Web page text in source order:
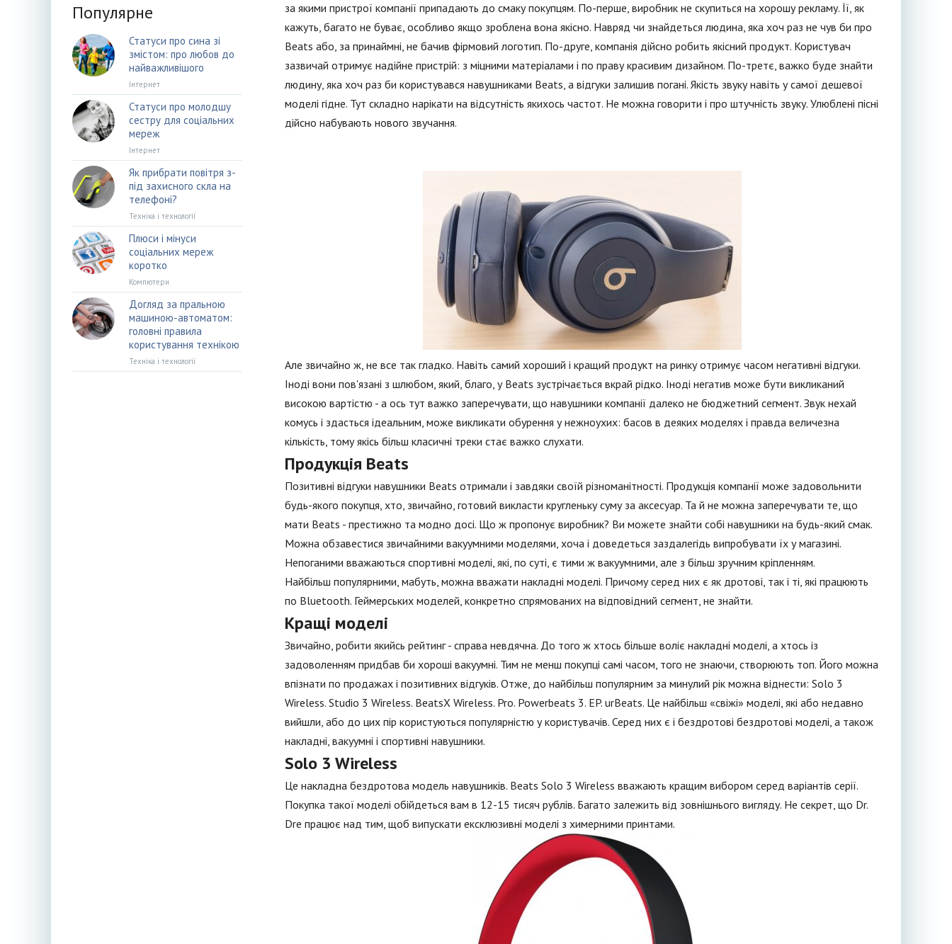
за якими пристрої компанії припадають до смаку покупцям. По-перше, виробник не скупиться на хорошу рекламу. Її, як
кажуть, багато не буває, особливо якщо зроблена вона якісно. Навряд чи знайдеться людина, яка хоч раз не чув би про
Beats або, за принаймні, не бачив фірмовий логотип. По-друге, компанія дійсно робить якісний продукт. Користувач
зазвичай отримує надійне пристрій: з міцними матеріалами і по праву красивим дизайном. По-третє, важко буде знайти
людину, яка хоч раз би користувався навушниками Beats, а відгуки залишив погані. Якість звуку навіть у самої дешевої
моделі гідне. Тут складно нарікати на відсутність якихось частот. Не можна говорити і про штучність звуку. Улюблені пісні
дійсно набувають нового звучання.
Але звичайно ж, не все так гладко. Навіть самий хороший і кращий продукт на ринку отримує часом негативні відгуки.
Іноді вони пов'язані з шлюбом, який, благо, у Beats зустрічається вкрай рідко. Іноді негатив може бути викликаний
високою вартістю - а ось тут важко заперечувати, що навушники компанії далеко не бюджетний сегмент. Звук нехай
комусь і здасться ідеальним, може викликати обурення у нежноухих: басов в деяких моделях і правда величезна
кількість, тому якісь більш класичні треки стає важко слухати.
Продукція Beats
Позитивні відгуки навушники Beats отримали і завдяки своїй різноманітності. Продукція компанії може задовольнити
будь-якого покупця, хто, звичайно, готовий викласти кругленьку суму за аксесуар. Та й не можна заперечувати те, що
мати Beats - престижно та модно досі. Що ж пропонує виробник? Ви можете знайти собі навушники на будь-який смак.
Можна обзавестися звичайними вакуумними моделями, хоча і доведеться заздалегідь випробувати їх у магазині.
Непоганими вважаються спортивні моделі, які, по суті, є тими ж вакуумними, але з більш зручним кріпленням.
Найбільш популярними, мабуть, можна вважати накладні моделі. Причому серед них є як дротові, так і ті, які працюють
по Bluetooth. Геймерських моделей, конкретно спрямованих на відповідний сегмент, не знайти.
Кращі моделі
Звичайно, робити якийсь рейтинг - справа невдячна. До того ж хтось більше воліє накладні моделі, а хтось із
задоволенням придбав би хороші вакуумні. Тим не менш покупці самі часом, того не знаючи, створюють топ. Його можна
впізнати по продажах і позитивних відгуків. Отже, до найбільш популярним за минулий рік можна віднести: Solo 3
Wireless. Studio 3 Wireless. BeatsX Wireless. Pro. Powerbeats 3. EP. urBeats. Це найбільш «свіжі» моделі, які або недавно
вийшли, або до цих пір користуються популярністю у користувачів. Серед них є і бездротові бездротові моделі, а також
накладні, вакуумні і спортивні навушники.
Solo 3 Wireless
Це накладна бездротова модель навушників. Beats Solo 3 Wireless вважають кращим вибором серед варіантів серії.
Покупка такої моделі обійдеться вам в 12-15 тисяч рублів. Багато залежить від зовнішнього вигляду. Не секрет, що Dr.
Dre працює над тим, щоб випускати ексклюзивні моделі з химерними принтами.
Популярне
Статуси про сина зі
змістом: про любов до
найважливішого
Інтернет
Статуси про молодшу
сестру для соціальних
мереж
Інтернет
Як прибрати повітря з-
під захисного скла на
телефоні?
Техніка і технології
Плюси і мінуси
соціальних мереж
коротко
Компютери
Догляд за пральною
машиною-автоматом:
головні правила
користування технікою
Техніка і технології